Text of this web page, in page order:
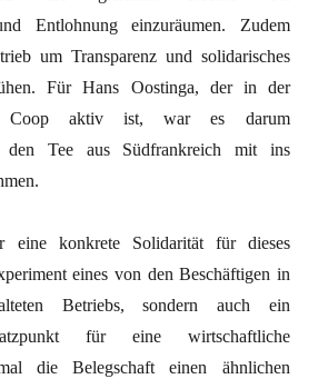
Entlohnung einzuräumen. Zudem
um Transparenz und solidarisches
Für Hans Oostinga, der in der
Coop aktiv ist, war es darum
den Tee aus Südfrankreich mit ins
konkrete Solidarität für dieses
eines von den Beschäftigen in
Betriebs, sondern auch ein
für eine wirtschaftliche
die Belegschaft einen ähnlichen